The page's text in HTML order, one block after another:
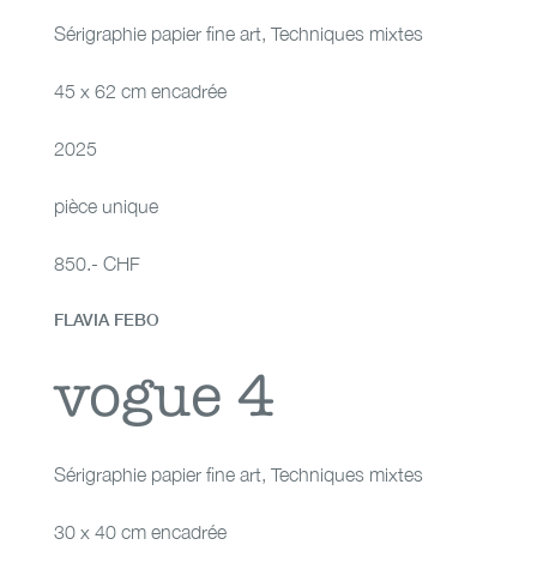
Sérigraphie papier fine art, Techniques mixtes
45 x 62 cm encadrée
2025
pièce unique
850.- CHF
vogue 4
FLAVIA FEBO
vogue 4
Sérigraphie papier fine art, Techniques mixtes
30 x 40 cm encadrée